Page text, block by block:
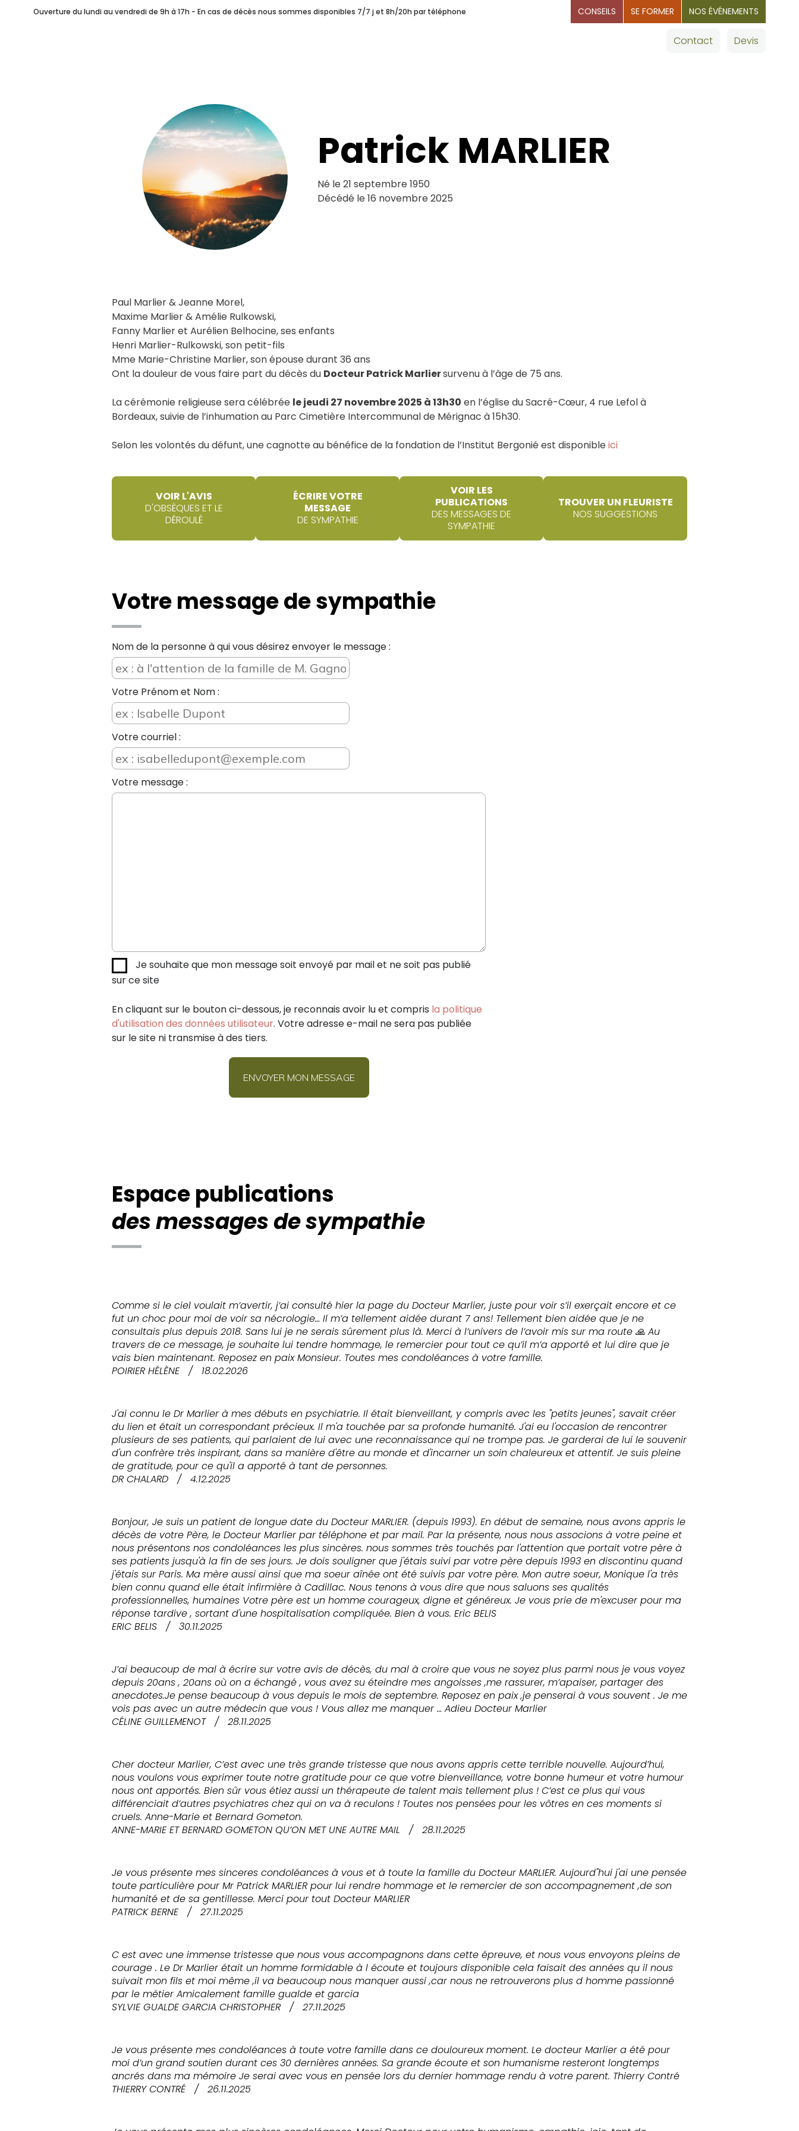
Ouverture du lundi au vendredi de 9h à 17h - En cas de décès nous sommes disponibles 7/7 j et 8h/20h par téléphone CONSEILS SE FORMER NOS ÉVÉNEMENTS
Combien ça coûte ?
Une Coopérative Funéraire
Contact Devis
Patrick MARLIER
Né le 21 septembre 1950
Décédé le 16 novembre 2025
Paul Marlier & Jeanne Morel,
Maxime Marlier & Amélie Rulkowski,
Fanny Marlier et Aurélien Belhocine, ses enfants
Henri Marlier-Rulkowski, son petit-fils
Mme Marie-Christine Marlier, son épouse durant 36 ans
Ont la douleur de vous faire part du décès du Docteur Patrick Marliersurvenu à l’âge de 75 ans.
La cérémonie religieuse sera célébrée le jeudi 27 novembre 2025 à 13h30 en l’église du Sacré-Cœur, 4 rue Lefol à
Bordeaux, suivie de l’inhumation au Parc Cimetière Intercommunal de Mérignac à 15h30.
Selon les volontés du défunt, une cagnotte au bénéfice de la fondation de l’Institut Bergonié est disponibleici
VOIR L'AVIS
D'OBSÈQUES ET LE
DÉROULÉ
ÉCRIRE VOTRE
MESSAGE
DE SYMPATHIE
VOIR LES
PUBLICATIONS
DES MESSAGES DE
SYMPATHIE
TROUVER UN FLEURISTE
NOS SUGGESTIONS
Votre message de sympathie
Nom de la personne à qui vous désirez envoyer le message :
Votre Prénom et Nom :
Votre courriel :
Votre message :
Je souhaite que mon message soit envoyé par mail et ne soit pas publié
sur ce site
En cliquant sur le bouton ci-dessous, je reconnais avoir lu et compris la politique
d'utilisation des données utilisateur. Votre adresse e-mail ne sera pas publiée
sur le site ni transmise à des tiers.
Espace publications
des messages de sympathie
Comme si le ciel voulait m’avertir, j’ai consulté hier la page du Docteur Marlier, juste pour voir s’il exerçait encore et ce
fut un choc pour moi de voir sa nécrologie… Il m’a tellement aidée durant 7 ans! Tellement bien aidée que je ne
consultais plus depuis 2018. Sans lui je ne serais sûrement plus là. Merci à l’univers de l’avoir mis sur ma route 🙏 Au
travers de ce message, je souhaite lui tendre hommage, le remercier pour tout ce qu’il m’a apporté et lui dire que je
vais bien maintenant. Reposez en paix Monsieur. Toutes mes condoléances à votre famille.
POIRIER HÉLÈNE
/ 18.02.2026
J'ai connu le Dr Marlier à mes débuts en psychiatrie. Il était bienveillant, y compris avec les "petits jeunes", savait créer
du lien et était un correspondant précieux. Il m'a touchée par sa profonde humanité. J'ai eu l'occasion de rencontrer
plusieurs de ses patients, qui parlaient de lui avec une reconnaissance qui ne trompe pas. Je garderai de lui le souvenir
d'un confrère très inspirant, dans sa manière d'être au monde et d'incarner un soin chaleureux et attentif. Je suis pleine
de gratitude, pour ce qu'il a apporté à tant de personnes.
DR CHALARD
/ 4.12.2025
Bonjour, Je suis un patient de longue date du Docteur MARLIER. (depuis 1993). En début de semaine, nous avons appris le
décès de votre Père, le Docteur Marlier par téléphone et par mail. Par la présente, nous nous associons à votre peine et
nous présentons nos condoléances les plus sincères. nous sommes très touchés par l'attention que portait votre père à
ses patients jusqu'à la fin de ses jours. Je dois souligner que j'étais suivi par votre père depuis 1993 en discontinu quand
j'étais sur Paris. Ma mère aussi ainsi que ma soeur aînée ont été suivis par votre père. Mon autre soeur, Monique l'a très
bien connu quand elle était infirmière à Cadillac. Nous tenons à vous dire que nous saluons ses qualités
professionnelles, humaines Votre père est un homme courageux, digne et généreux. Je vous prie de m'excuser pour ma
réponse tardive , sortant d'une hospitalisation compliquée. Bien à vous. Eric BELIS
ERIC BELIS
/ 30.11.2025
J’ai beaucoup de mal à écrire sur votre avis de décès, du mal à croire que vous ne soyez plus parmi nous je vous voyez
depuis 20ans , 20ans où on a échangé , vous avez su éteindre mes angoisses ,me rassurer, m’apaiser, partager des
anecdotes.Je pense beaucoup à vous depuis le mois de septembre. Reposez en paix ,je penserai à vous souvent . Je me
vois pas avec un autre médecin que vous ! Vous allez me manquer … Adieu Docteur Marlier
CÉLINE GUILLEMENOT
/ 28.11.2025
Cher docteur Marlier, C’est avec une très grande tristesse que nous avons appris cette terrible nouvelle. Aujourd’hui,
nous voulons vous exprimer toute notre gratitude pour ce que votre bienveillance, votre bonne humeur et votre humour
nous ont apportés. Bien sûr vous étiez aussi un thérapeute de talent mais tellement plus ! C’est ce plus qui vous
différenciait d’autres psychiatres chez qui on va à reculons ! Toutes nos pensées pour les vôtres en ces moments si
cruels. Anne-Marie et Bernard Gometon.
ANNE-MARIE ET BERNARD GOMETON QU’ON MET UNE AUTRE MAIL
/ 28.11.2025
Je vous présente mes sinceres condoléances à vous et à toute la famille du Docteur MARLIER. Aujourd"hui j'ai une pensée
toute particulière pour Mr Patrick MARLIER pour lui rendre hommage et le remercier de son accompagnement ,de son
humanité et de sa gentillesse. Merci pour tout Docteur MARLIER
PATRICK BERNE
/ 27.11.2025
C est avec une immense tristesse que nous vous accompagnons dans cette épreuve, et nous vous envoyons pleins de
courage . Le Dr Marlier était un homme formidable à l écoute et toujours disponible cela faisait des années qu il nous
suivait mon fils et moi même ,il va beaucoup nous manquer aussi ,car nous ne retrouverons plus d homme passionné
par le métier Amicalement famille gualde et garcia
SYLVIE GUALDE GARCIA CHRISTOPHER
/ 27.11.2025
Je vous présente mes condoléances à toute votre famille dans ce douloureux moment. Le docteur Marlier a été pour
moi d’un grand soutien durant ces 30 dernières années. Sa grande écoute et son humanisme resteront longtemps
ancrés dans ma mémoire Je serai avec vous en pensée lors du dernier hommage rendu à votre parent. Thierry Contré
THIERRY CONTRÉ
/ 26.11.2025